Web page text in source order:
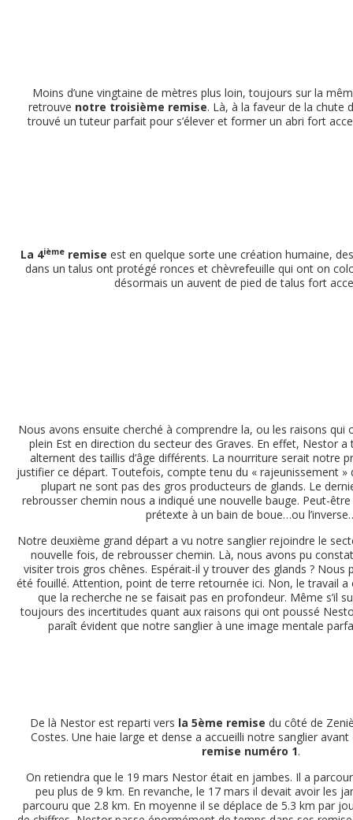
Moins d’une vingtaine de mètres plus loin, toujours sur la
retrouve notre troisième remise. Là, à la faveur de la chute
trouvé un tuteur parfait pour s’élever et former un abri fort
La 4ièmeremise est en quelque sorte une création humaine,
dans un talus ont protégé ronces et chèvrefeuille qui ont on
désormais un auvent de pied de talus fort
Nous avons ensuite cherché à comprendre la, ou les raisons
plein Est en direction du secteur des Graves. En effet, Nestor
alternent des taillis d’âge différents. La nourriture serait notre
justifier ce départ. Toutefois, compte tenu du « rajeunissement »
plupart ne sont pas des gros producteurs de glands. Le
rebrousser chemin nous a indiqué une nouvelle bauge. Peut-
prétexte à un bain de boue…ou
Notre deuxième grand départ a vu notre sanglier rejoindre le
nouvelle fois, de rebrousser chemin. Là, nous avons pu
visiter trois gros chênes. Espérait-il y trouver des glands ? Nous
été fouillé. Attention, point de terre retournée ici. Non, le travail
que la recherche ne se faisait pas en profondeur. Même s’il
toujours des incertitudes quant aux raisons qui ont poussé
paraît évident que notre sanglier à une image mentale
De là Nestor est reparti vers la 5ème remise du côté de
Costes. Une haie large et dense a accueilli notre sanglier
remise numéro 1.
On retiendra que le 19 mars Nestor était en jambes. Il a
peu plus de 9 km. En revanche, le 17 mars il devait avoir les
parcouru que 2.8 km. En moyenne il se déplace de 5.3 km par